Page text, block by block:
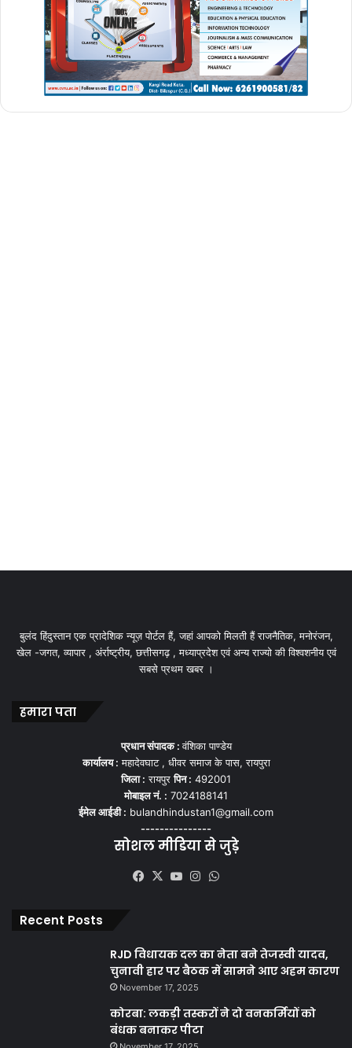
बुलंद हिंदुस्तान एक प्रादेशिक न्यूज़ पोर्टल हैं, जहां आपको मिलती हैं राजनैतिक, मनोरंजन,
खेल -जगत, व्यापार , अंर्राष्ट्रीय, छत्तीसगढ़ , मध्याप्रदेश एवं अन्य राज्यो की विश्वशनीय एवं
सबसे प्रथम खबर ।
हमारा पता
प्रधान संपादक :वंशिका पाण्डेय
कार्यालय : महादेवघाट , धीवर समाज के पास, रायपुरा
जिला : रायपुरपिन : 492001
मोबाइल नं. : 7024188141
ईमेल आईडी : bulandhindustan1@gmail.com
---------------
सोशल मीडिया से जुड़े
Facebook
X YouTubeInstagram
Recent Posts
RJD विधायक दल का नेता बने तेजस्वी यादव,
चुनावी हार पर बैठक में सामने आए अहम कारण
November 17, 2025
कोरबा: लकड़ी तस्करों ने दो वनकर्मियों को
बंधक बनाकर पीटा